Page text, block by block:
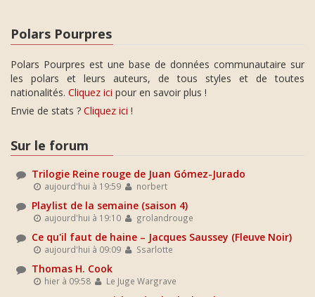
Polars Pourpres
Polars Pourpres est une base de données communautaire sur
les polars et leurs auteurs, de tous styles et de toutes
nationalités. Cliquez ici pour en savoir plus !
Envie de stats ? Cliquez ici !
Sur le forum
Trilogie Reine rouge de Juan Gómez-Jurado
aujourd'hui à 19:59 norbert
Playlist de la semaine (saison 4)
aujourd'hui à 19:10 grolandrouge
Ce qu'il faut de haine – Jacques Saussey (Fleuve Noir)
aujourd'hui à 09:09 Ssarlotte
Thomas H. Cook
hier à 09:58 Le Juge Wargrave